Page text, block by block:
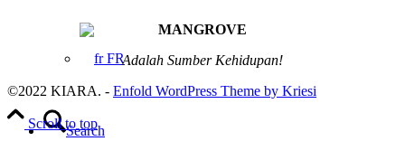
FR
Search
MANGROVE
Adalah Sumber Kehidupan!
©2022 KIARA. - Enfold WordPress Theme by Kriesi
Scroll to top